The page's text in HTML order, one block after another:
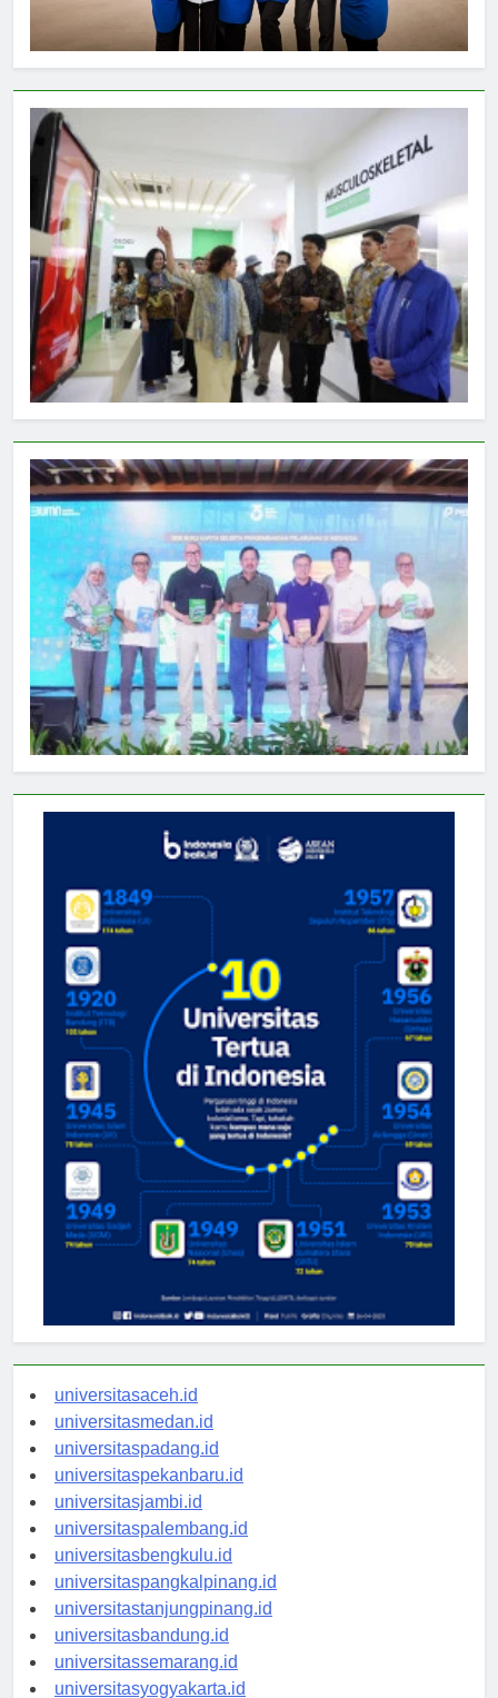
universitasaceh.id
universitasmedan.id
universitaspadang.id
universitaspekanbaru.id
universitasjambi.id
universitaspalembang.id
universitasbengkulu.id
universitaspangkalpinang.id
universitastanjungpinang.id
universitasbandung.id
universitassemarang.id